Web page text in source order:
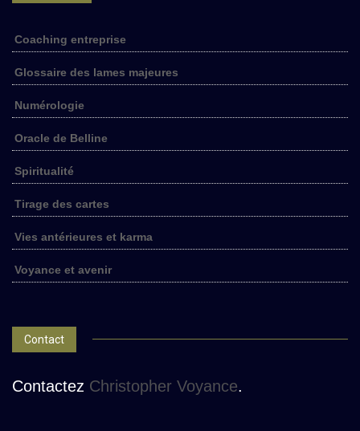
Coaching entreprise
Glossaire des lames majeures
Numérologie
Oracle de Belline
Spiritualité
Tirage des cartes
Vies antérieures et karma
Voyance et avenir
Contact
Contactez Christopher Voyance.